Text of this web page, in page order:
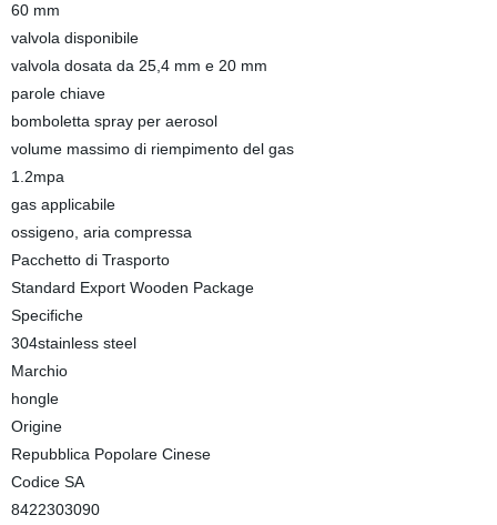
60 mm
valvola disponibile
valvola dosata da 25,4 mm e 20 mm
parole chiave
bomboletta spray per aerosol
volume massimo di riempimento del gas
1.2mpa
gas applicabile
ossigeno, aria compressa
Pacchetto di Trasporto
Standard Export Wooden Package
Specifiche
304stainless steel
Marchio
hongle
Origine
Repubblica Popolare Cinese
Codice SA
8422303090